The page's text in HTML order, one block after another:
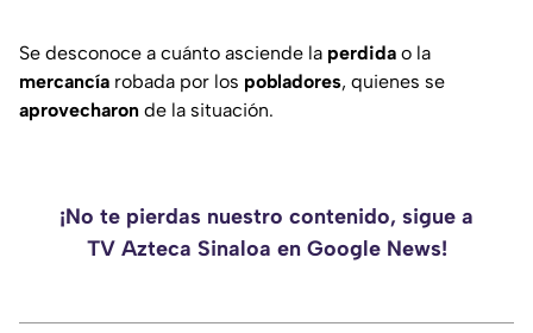
Se desconoce a cuánto asciende la perdida o la
mercancía robada por los pobladores, quienes se
aprovecharon de la situación.
¡No te pierdas nuestro contenido, sigue a
TV Azteca Sinaloa en Google News!